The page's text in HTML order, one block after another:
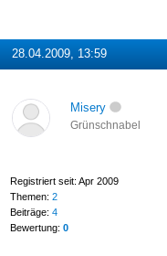
28.04.2009, 13:59
Misery
Grünschnabel
Registriert seit: Apr 2009
Themen: 2
Beiträge: 4
Bewertung: 0